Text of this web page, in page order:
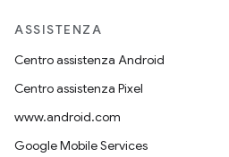
ASSISTENZA
Centro assistenza Android
Centro assistenza Pixel
www.android.com
Google Mobile Services